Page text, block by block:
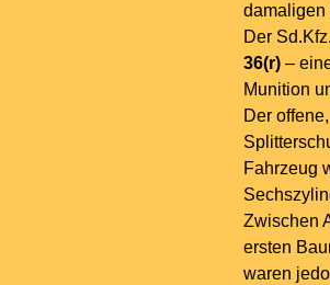
damaligen
Der
36(r) –
Munition
Der
Fahrzeug
Zwischen
ersten
waren